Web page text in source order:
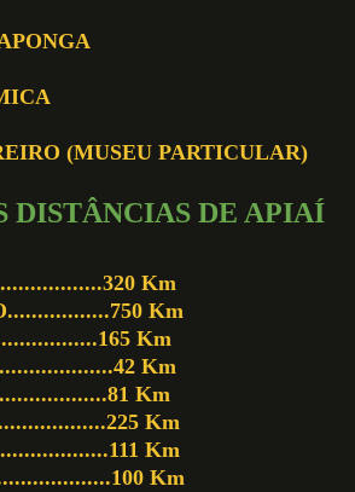
(MUSEU PARTICULAR)
DISTÂNCIAS DE APIAÍ
Km
Km
Km
Km
Km
Km
Km
Km